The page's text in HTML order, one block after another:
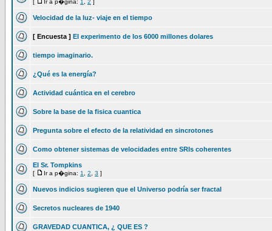
[ Ir a p�gina: 1 2 ]
Velocidad de la luz- viaje en el tiempo
[ Encuesta ] El experimento de los 6000 millones dolares
tiempo imaginario.
¿Qué es la energía?
Actividad cuántica en el cerebro
Sobre la base de la fisica cuantica
Pregunta sobre el efecto de la relatividad en sincrotones
Como obtener sistemas de velocidades entre SRIs coherentes
El Sr. Tompkins
[ Ir a p�gina: 1 2 3 ]
Nuevos indicios sugieren que el Universo podría ser fractal
Secretos nucleares de 1940
GRAVEDAD CUANTICA, ¿ QUE ES ?